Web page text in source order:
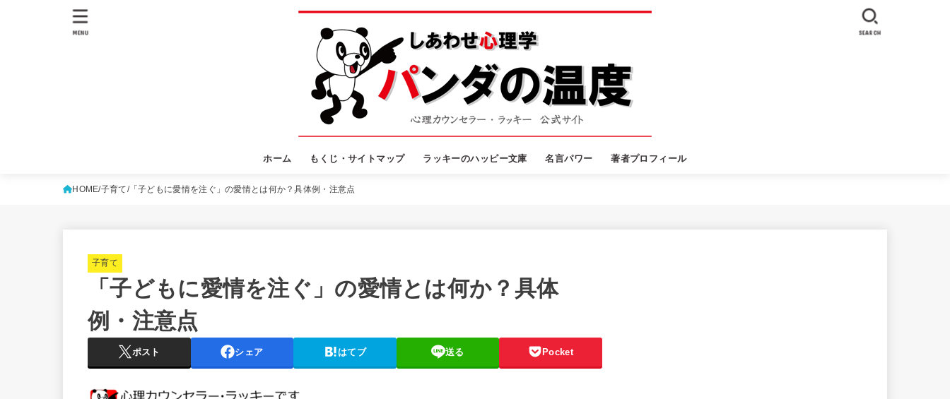
ホーム もくじ・サイトマップ ラッキーのハッピー文庫 名言パワー 著者プロフィール
SEARCH
MENU
HOME 子育て 「子どもに愛情を注ぐ」の愛情とは何か？具体例・注意点
子育て
「子どもに愛情を注ぐ」の愛情とは何か？具体
例・注意点
ポスト シェア はてブ 送る Pocket